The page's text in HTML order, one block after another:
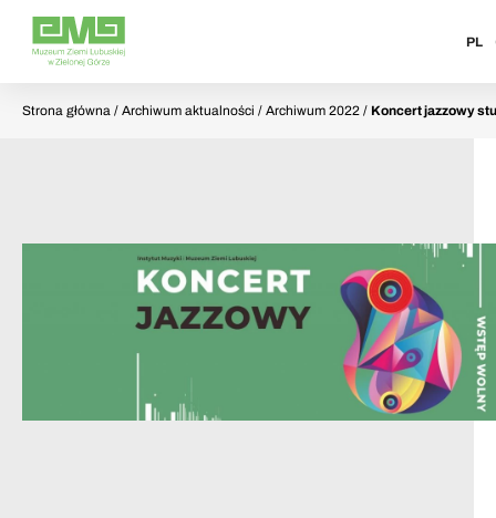
PL
Strona główna / Archiwum aktualności / Archiwum 2022 / Koncert jazzowy